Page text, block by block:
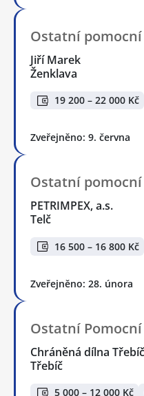
Ostatní
Jiří Marek
Ženklava
19 200 – 22 000 Kč
Zveřejněno: 9. června
Ostatní
PETRIMPEX, a.s.
Telč
16 500 – 16 800 Kč
Zveřejněno: 28. února
Ostatní
Chráněná dílna
Třebíč
5 000 – 12 000 Kč